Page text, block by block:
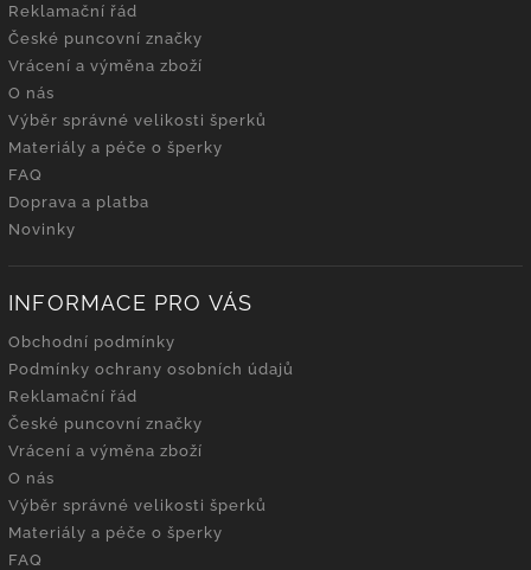
Reklamační řád
České puncovní značky
Vrácení a výměna zboží
O nás
Výběr správné velikosti šperků
Materiály a péče o šperky
FAQ
Doprava a platba
Novinky
INFORMACE PRO VÁS
Obchodní podmínky
Podmínky ochrany osobních údajů
Reklamační řád
České puncovní značky
Vrácení a výměna zboží
O nás
Výběr správné velikosti šperků
Materiály a péče o šperky
FAQ